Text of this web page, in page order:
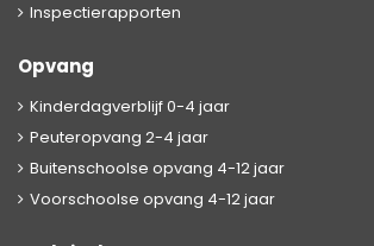
Inspectierapporten
Opvang
Kinderdagverblijf 0-4 jaar
Peuteropvang 2-4 jaar
Buitenschoolse opvang 4-12 jaar
Voorschoolse opvang 4-12 jaar